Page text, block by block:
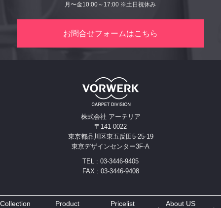
月〜金10:00～17:00 ※土日祝休み
お問合せフォームはこちら
株式会社 アーテリア
〒141-0022
東京都品川区東五反田5-25-19
東京デザインセンター3F-A
TEL : 03-3446-9405
FAX : 03-3446-9408
Collection
Product
Pricelist
About US